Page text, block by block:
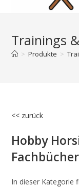
Trainings
> Produkte >
<< zurück
Hobby
Fachbücher
In dieser Kategorie